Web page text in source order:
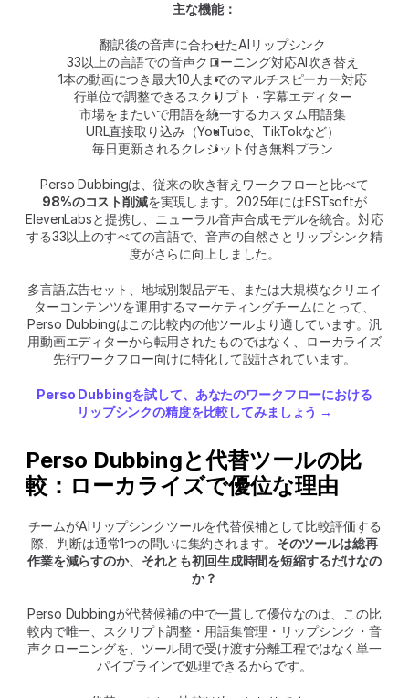
主な機能：
翻訳後の音声に合わせたAIリップシンク
33以上の言語での音声クローニング対応AI吹き替え
1本の動画につき最大10人までのマルチスピーカー対応
行単位で調整できるスクリプト・字幕エディター
市場をまたいで用語を統一するカスタム用語集
URL直接取り込み（YouTube、TikTokなど）
毎日更新されるクレジット付き無料プラン
Perso Dubbingは、従来の吹き替えワークフローと比べて
98%のコスト削減を実現します。2025年にはESTsoftが
ElevenLabsと提携し、ニューラル音声合成モデルを統合。対応
する33以上のすべての言語で、音声の自然さとリップシンク精
度がさらに向上しました。
多言語広告セット、地域別製品デモ、または大規模なクリエイ
ターコンテンツを運用するマーケティングチームにとって、
Perso Dubbingはこの比較内の他ツールより適しています。汎
用動画エディターから転用されたものではなく、ローカライズ
先行ワークフロー向けに特化して設計されています。
Perso Dubbingを試して、あなたのワークフローにおける
リップシンクの精度を比較してみましょう →
Perso Dubbingと代替ツールの比
較：ローカライズで優位な理由
チームがAIリップシンクツールを代替候補として比較評価する
際、判断は通常1つの問いに集約されます。 そのツールは総再
作業を減らすのか、それとも初回生成時間を短縮するだけなの
か？
Perso Dubbingが代替候補の中で一貫して優位なのは、この比
較内で唯一、スクリプト調整・用語集管理・リップシンク・音
声クローニングを、ツール間で受け渡す分離工程ではなく単一
パイプラインで処理できるからです。